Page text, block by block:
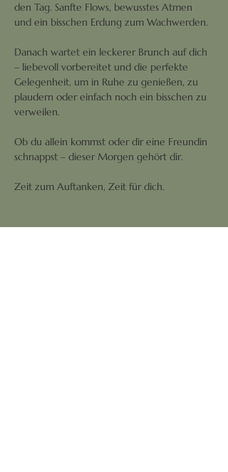
den Tag. Sanfte Flows, bewusstes Atmen
und ein bisschen Erdung zum Wachwerden.
Danach wartet ein leckerer Brunch auf dich
– liebevoll vorbereitet und die perfekte
Gelegenheit, um in Ruhe zu genießen, zu
plaudern oder einfach noch ein bisschen zu
verweilen.
Ob du allein kommst oder dir eine Freundin
schnappst – dieser Morgen gehört dir.
Zeit zum Auftanken, Zeit für dich.